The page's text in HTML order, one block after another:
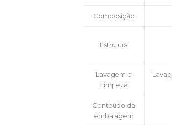
Composição
Estrutura
Lavagem e
Limpeza
Conteúdo da
embalagem